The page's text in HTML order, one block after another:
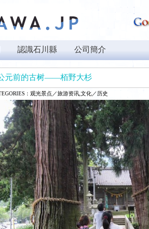
認識石川縣 公司簡介
元前的古树——栢野大杉
： 观光景点／旅游资讯,文化／历史